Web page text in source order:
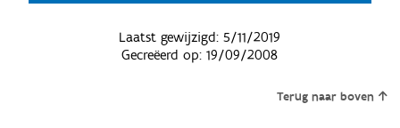
Laatst gewijzigd:5/11/2019
Gecreëerd op:19/09/2008
Terug naar boven